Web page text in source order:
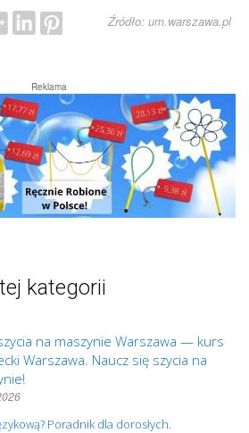
nowej
karcie)
Źródło: um.warszawa.pl
Reklama
kategorii
na maszynie Warszawa — kurs
Warszawa. Naucz się szycia na
Poradnik dla dorosłych.